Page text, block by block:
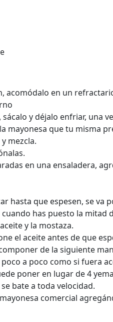
acomódalo en un
y déjalo enfriar, una
mayonesa que tu misma
mezcla.
en una ensaladera,
hasta que espesen, se va
has puesto la mitad
y la mostaza.
el aceite antes de que
de la siguiente
a poco como si fuera
poner en lugar de 4
bate a toda velocidad.
comercial